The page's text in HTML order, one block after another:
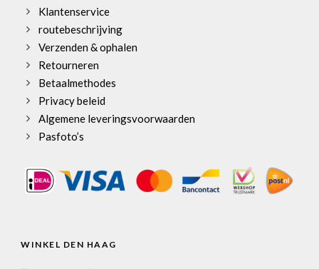
Klantenservice
routebeschrijving
Verzenden & ophalen
Retourneren
Betaalmethodes
Privacy beleid
Algemene leveringsvoorwaarden
Pasfoto’s
WINKEL DEN HAAG